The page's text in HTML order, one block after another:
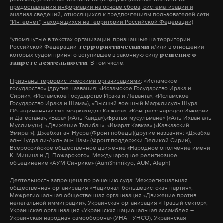
войсками и вооруженными повстанческими
формированиями. Те вошли в Алеппо, второй по
Нынешние бои на северо-западе арабской
республики — самые ожесточенные с марта 2020
Сирии было заключено перемирие.
Подпишитесь на Daily Storm вMAX. Он
работает там, где тормозит интернет.
А еще мы есть вTelegram,ДзениVK.
Дзен VK
Подпишитесь на Daily Storm вMAX. Он
А еще мы есть вTelegram,ДзениVK.
Дзен VK
#импичмент # юн сок ель #южная корея
предоставления информации на основе сбора, систематизации и
анализа сведений, относящихся к предпочтениям пользователей сети
"Интернет", находящихся на территории Российской Федерации)
*упомянутые в текстах организации, признанные на территории
Российской Федерации террористическими и/или в отношении
которых судом принято вступившее в законную силу решение о
запрете деятельности. В том числе:
Признаны террористическими организациями: «Исламское
государство» (другие названия: «Исламское Государство Ирака и
Сирии», «Исламское Государство Ирака и Леванта», «Исламское
Государство Ирака и Шама»), «Высший военный Маджлисуль Шура
Объединенных сил моджахедов Кавказа», «Конгресс народов Ичкерии
и Дагестана», «База» («Аль-Каида»),«Братья-мусульмане» («Аль-Ихван аль-
Муслимун»), «Движение Талибан», «Имарат Кавказ» («Кавказский
Эмират»), Джебхат ан-Нусра (Фронт победы)(другие названия: «Джабха
аль-Нусра ли-Ахль аш-Шам» (Фронт поддержки Великой Сирии),
Всероссийское общественное движение «Народное ополчение имени
К. Минина и Д. Пожарского», Международное религиозное
объединение «АУМ Синрике» (AumShinrikyo, AUM, Aleph)
Деятельность запрещена по решению суда: Межрегиональная
общественная организация «Национал-большевистская партия»,
Межрегиональная общественная организация «Движение против
нелегальной иммиграции», Украинская организация «Правый сектор»,
Украинская организация «Украинская национальная ассамблея –
Украинская народная самооборона» (УНА - УНСО), Украинская